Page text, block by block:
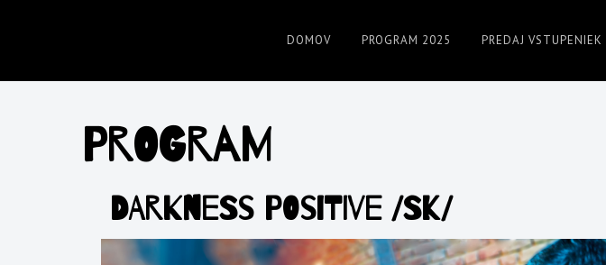
DOMOV PROGRAM 2025 PREDAJ VSTUPENIEK
PROGRAM
DARKNESS POSITIVE /SK/